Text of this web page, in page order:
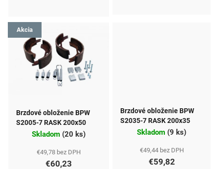
v Akcia
Brzdové obloženie BPW
S2005-7 RASK 200x50
Skladom (20 ks)
€49,78 bez DPH
€60,23
Brzdové obloženie BPW
S2035-7 RASK 200x35
Skladom (9 ks)
€49,44 bez DPH
€59,82